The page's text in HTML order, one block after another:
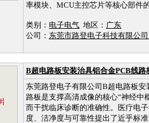
率模块、MCU主控芯片等核心部件
类别： 电子电气 地区： 广东
公司： 东莞市路登电子科技有限公
B超电路板安装治具铝合金PCB线路
东莞路登电子有限公司B超电路板
路板是支撑高清成像的核心“神经
而干扰临床诊断的准确性。医疗电
度、洁净度与可靠性提出了近乎标